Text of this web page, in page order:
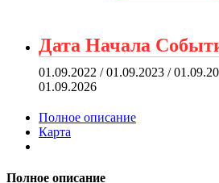
Дата Начала
01.09.2022 / 01.09.2023 /
01.09.2026
Полное описание
Карта
Полное описание